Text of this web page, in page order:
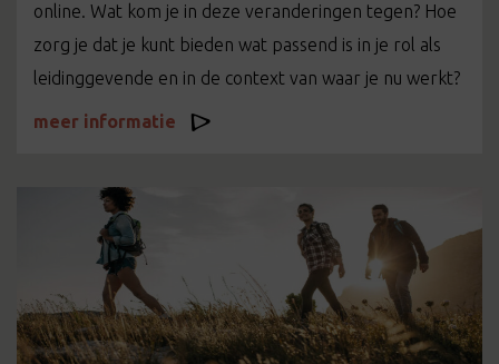
online. Wat kom je in deze veranderingen tegen? Hoe
zorg je dat je kunt bieden wat passend is in je rol als
leidinggevende en in de context van waar je nu werkt?
meer informatie